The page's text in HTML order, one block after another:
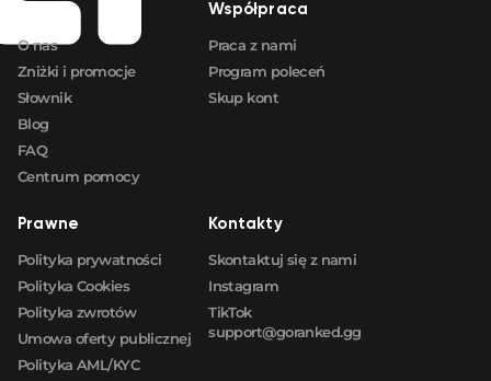
Firma
O nas
Zniżki i promocje
Słownik
Blog
FAQ
Centrum pomocy
Współpraca
Praca z nami
Program poleceń
Skup kont
Prawne
Polityka prywatności
Polityka Cookies
Polityka zwrotów
Umowa oferty publicznej
Polityka AML/KYC
Kontakty
Skontaktuj się z nami
Instagram
TikTok
support@goranked.gg